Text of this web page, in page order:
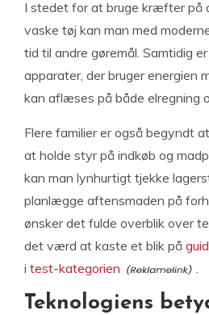
I stedet for at bruge kræfter på
vaske tøj kan man med
tid til andre gøremål. Samtidig
apparater, der bruger energien
kan aflæses på både elregning
Flere familier er også begyndt
at holde styr på indkøb og
kan man lynhurtigt tjekke
planlægge aftensmaden på
ønsker det fulde overblik over
det værd at kaste et blik på
i test-kategorien
Teknologiens